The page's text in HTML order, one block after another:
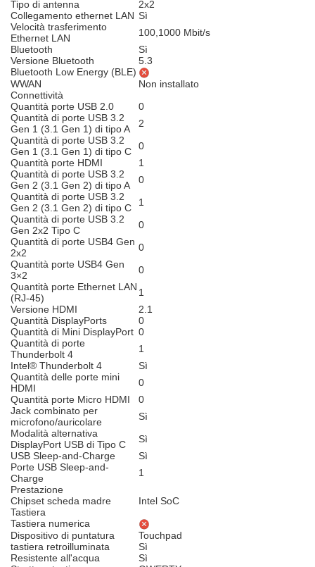
Tipo di antenna
2x2
Collegamento ethernet LAN Sì
Velocità trasferimento
Ethernet LAN
100,1000 Mbit/s
Bluetooth
Sì
Versione Bluetooth
5.3
Bluetooth Low Energy (BLE)
WWAN
Non installato
Connettività
Quantità porte USB 2.0
0
Quantità di porte USB 3.2
Gen 1 (3.1 Gen 1) di tipo A
2
Quantità di porte USB 3.2
Gen 1 (3.1 Gen 1) di tipo C
0
Quantità porte HDMI
1
Quantità di porte USB 3.2
Gen 2 (3.1 Gen 2) di tipo A
0
Quantità di porte USB 3.2
Gen 2 (3.1 Gen 2) di tipo C
1
Quantità di porte USB 3.2
Gen 2x2 Tipo C
0
Quantità di porte USB4 Gen
2x2
0
Quantità porte USB4 Gen
3×2
0
Quantità porte Ethernet LAN
(RJ-45)
1
Versione HDMI
2.1
Quantità DisplayPorts
0
Quantità di Mini DisplayPort 0
Quantità di porte
Thunderbolt 4
1
Intel® Thunderbolt 4
Sì
Quantità delle porte mini
HDMI
0
Quantità porte Micro HDMI
0
Jack combinato per
microfono/auricolare
Sì
Modalità alternativa
DisplayPort USB di Tipo C
Sì
USB Sleep-and-Charge
Sì
Porte USB Sleep-and-
Charge
1
Prestazione
Chipset scheda madre
Intel SoC
Tastiera
Tastiera numerica
Dispositivo di puntatura
Touchpad
tastiera retroilluminata
Sì
Resistente all'acqua
Sì